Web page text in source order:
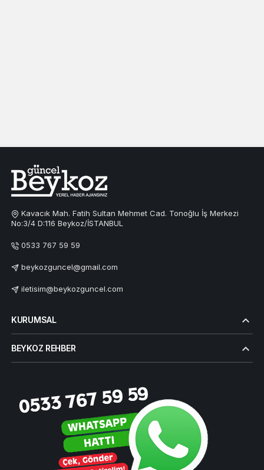
Kavacık Mah. Fatih Sultan Mehmet Cad. Tonoğlu İş Merkezi
No:3/4 D:116 Beykoz/İSTANBUL
0533 767 59 59
beykozguncel@gmail.com
iletisim@beykozguncel.com
KURUMSAL
BEYKOZ REHBER